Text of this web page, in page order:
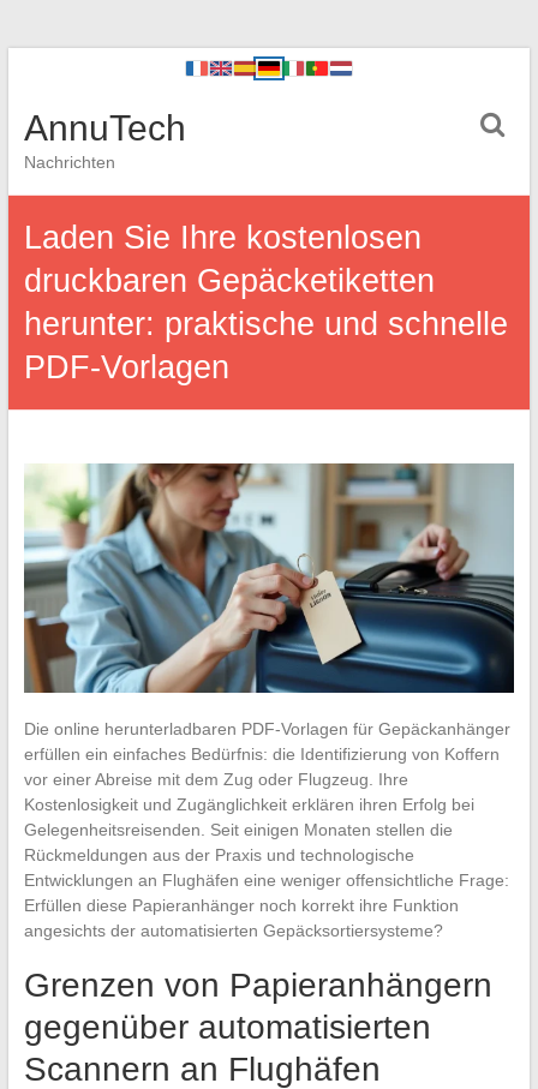
AnnuTech
Nachrichten
Laden Sie Ihre kostenlosen
druckbaren Gepäcketiketten
herunter: praktische und schnelle
PDF-Vorlagen
Die online herunterladbaren PDF-Vorlagen für Gepäckanhänger
erfüllen ein einfaches Bedürfnis: die Identifizierung von Koffern
vor einer Abreise mit dem Zug oder Flugzeug. Ihre
Kostenlosigkeit und Zugänglichkeit erklären ihren Erfolg bei
Gelegenheitsreisenden. Seit einigen Monaten stellen die
Rückmeldungen aus der Praxis und technologische
Entwicklungen an Flughäfen eine weniger offensichtliche Frage:
Erfüllen diese Papieranhänger noch korrekt ihre Funktion
angesichts der automatisierten Gepäcksortiersysteme?
Grenzen von Papieranhängern
gegenüber automatisierten
Scannern an Flughäfen